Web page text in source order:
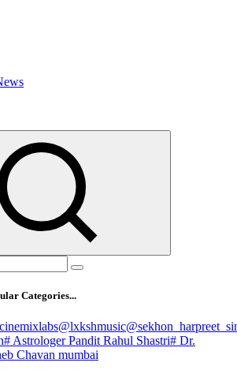
Categories...
@lxkshmusic
# Astrologer Pandit Rahul Shastri# Dr.
Chavan mumbai